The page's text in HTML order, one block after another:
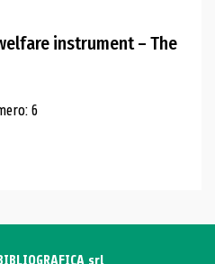
instrument – The
6
srl